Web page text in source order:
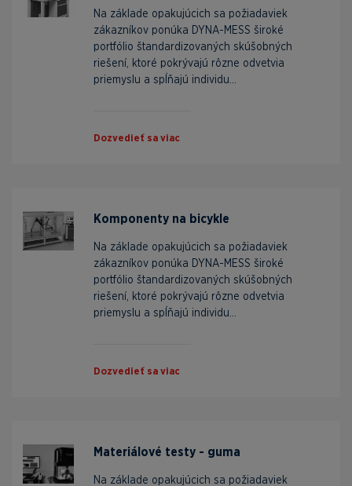
Na základe opakujúcich sa požiadaviek
zákazníkov ponúka DYNA-MESS široké
portfólio štandardizovaných skúšobných
riešení, ktoré pokrývajú rôzne odvetvia
priemyslu a spĺňajú individu...
Dozvedieť sa viac
Komponenty na bicykle
Na základe opakujúcich sa požiadaviek
zákazníkov ponúka DYNA-MESS široké
portfólio štandardizovaných skúšobných
riešení, ktoré pokrývajú rôzne odvetvia
priemyslu a spĺňajú individu...
Dozvedieť sa viac
Materiálové testy - guma
Na základe opakujúcich sa požiadaviek